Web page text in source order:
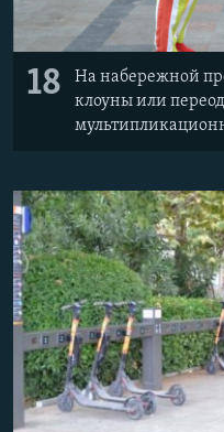
18
На набережной
клоуны или